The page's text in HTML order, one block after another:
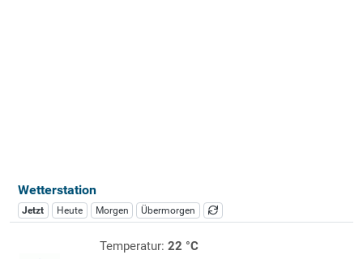
Wetterstation
Jetzt Heute Morgen Übermorgen
Temperatur: 22 °C